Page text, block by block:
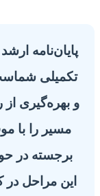
پایان‌نامه
تکمیلی
و بهره‌گیری
مسیر را با
برجسته در
این مراحل در